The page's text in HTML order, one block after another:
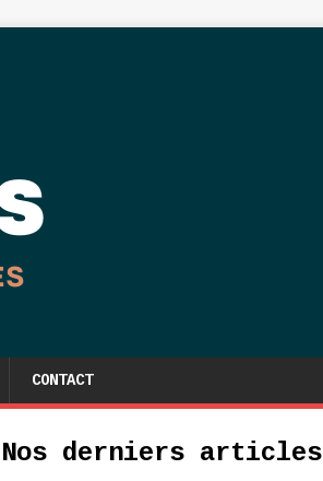
CONTACT
Nos derniers articles